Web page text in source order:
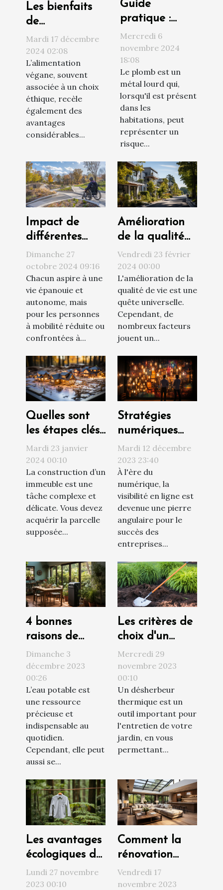
Les bienfaits
de
l'alimentation
végane sur la
santé et
l'environnement
Mardi 17 décembre
2024 02:08
L’alimentation
végane, souvent
associée à un choix
éthique, recèle
également des
avantages
considérables...
Guide
pratique :
comment
procéder à un
diagnostic
plomb efficace
Mercredi 6
novembre 2024
18:08
Le plomb est un
métal lourd qui,
lorsqu'il est présent
dans les
habitations, peut
représenter un
risque...
Impact de
différentes
solutions
d'accessibilité
sur la qualité
de vie
Dimanche 27
octobre 2024 09:16
Chacun aspire à une
vie épanouie et
autonome, mais
pour les personnes
à mobilité réduite ou
confrontées à...
Amélioration
de la qualité
de vie par le
choix du
logement
Vendredi 23 février
2024 00:00
L'amélioration de la
qualité de vie est une
quête universelle.
Cependant, de
nombreux facteurs
jouent un...
Quelles sont
les étapes clés
d’un projet de
construction ?
Mardi 23 janvier
2024 00:10
La construction d’un
immeuble est une
tâche complexe et
délicate. Vous devez
acquérir la parcelle
supposée...
Stratégies
numériques
innovantes
pour
augmenter la
visibilité d'une
entreprise
Mardi 12 décembre
2023 23:40
À l'ère du
numérique, la
visibilité en ligne est
devenue une pierre
angulaire pour le
succès des
entreprises...
4 bonnes
raisons de
faire installer
un adoucisseur
d’eau chez soi
Dimanche 3
décembre 2023
00:26
L’eau potable est
une ressource
précieuse et
indispensable au
quotidien.
Cependant, elle peut
aussi se...
Les critères de
choix d'un
désherbeur
thermique
Mercredi 29
novembre 2023
00:10
Un désherbeur
thermique est un
outil important pour
l'entretien de votre
jardin, en vous
permettant...
Les avantages
écologiques de
l'utilisation des
étendoirs à
Lundi 27 novembre
2023 00:10
Comment la
rénovation
peut
augmenter la
Vendredi 17
novembre 2023